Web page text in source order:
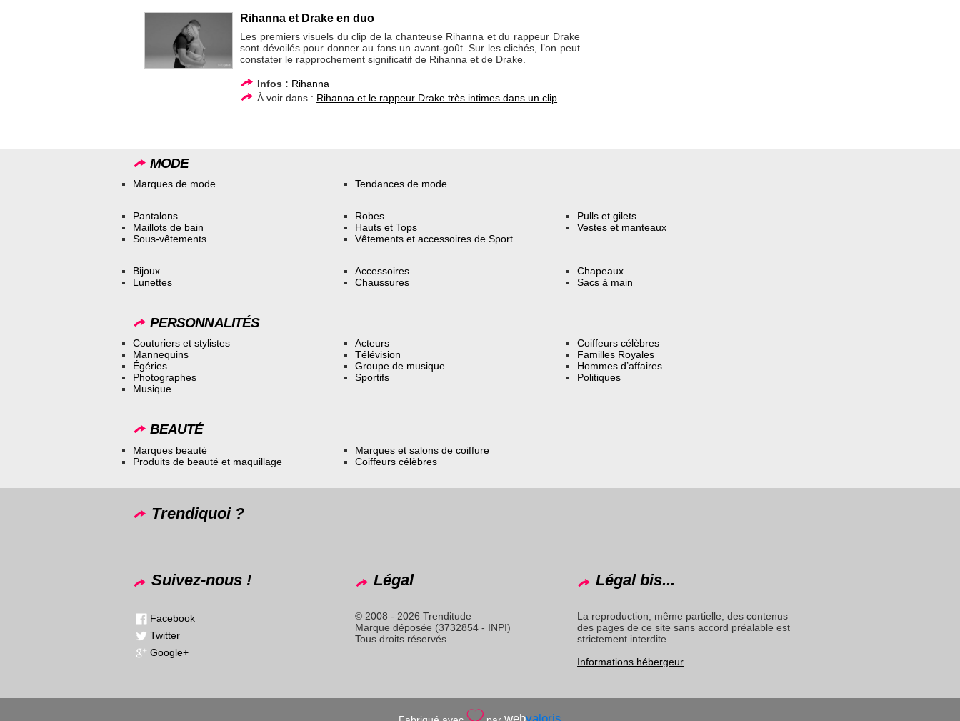
Rihanna et Drake en duo
Les premiers visuels du clip de la chanteuse Rihanna et du rappeur Drake
sont dévoilés pour donner au fans un avant-goût. Sur les clichés, l’on peut
constater le rapprochement significatif de Rihanna et de Drake.
Infos : Rihanna
À voir dans : Rihanna et le rappeur Drake très intimes dans un clip
MODE
Marques de mode Tendances de mode
Pantalons
Maillots de bain
Sous-vêtements
Robes
Hauts et Tops
Vêtements et accessoires de Sport
Pulls et gilets
Vestes et manteaux
Bijoux
Lunettes
Accessoires
Chaussures
Chapeaux
Sacs à main
PERSONNALITÉS
Couturiers et stylistes
Mannequins
Égéries
Photographes
Musique
Acteurs
Télévision
Groupe de musique
Sportifs
Coiffeurs célèbres
Familles Royales
Hommes d’affaires
Politiques
BEAUTÉ
Marques beauté
Produits de beauté et maquillage
Marques et salons de coiffure
Coiffeurs célèbres
Trendiquoi ?
Suivez-nous !
Facebook
Twitter
Google+
Légal
© 2008 - 2026 Trenditude
Marque déposée (3732854 - INPI)
Tous droits réservés
Légal bis...
La reproduction, même partielle, des contenus
des pages de ce site sans accord préalable est
strictement interdite.
Informations hébergeur